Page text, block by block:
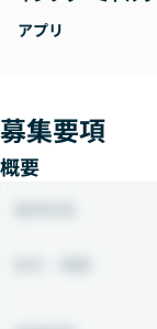
アプリ
募集要項
概要